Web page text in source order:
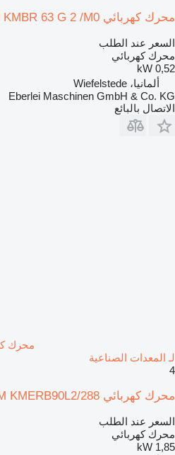
محرك كهربائي VEM KMBR 63 G 2 /M0 لـ المعدات الصناعية
السعر عند الطلب
محرك كهربائي
0,52 kW
ألمانيا، Wiefelstede
Eberlei Maschinen GmbH & Co. KG
الاتصال بالبائع
لـ المعدات الصناعية
4
محرك كهربائي VEM KMERB90L2/288 لـ المعدات الصناعية
السعر عند الطلب
محرك كهربائي
1,85 kW